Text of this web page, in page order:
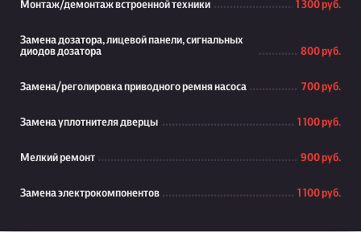
Монтаж/демонтаж встроенной техники 1 300 руб.
Замена дозатора, лицевой панели, сигнальных
диодов дозатора
800 руб.
Замена/реголировка приводного ремня насоса 700 руб.
Замена уплотнителя дверцы 1 100 руб.
Мелкий ремонт 900 руб.
Замена электрокомпонентов 1 100 руб.